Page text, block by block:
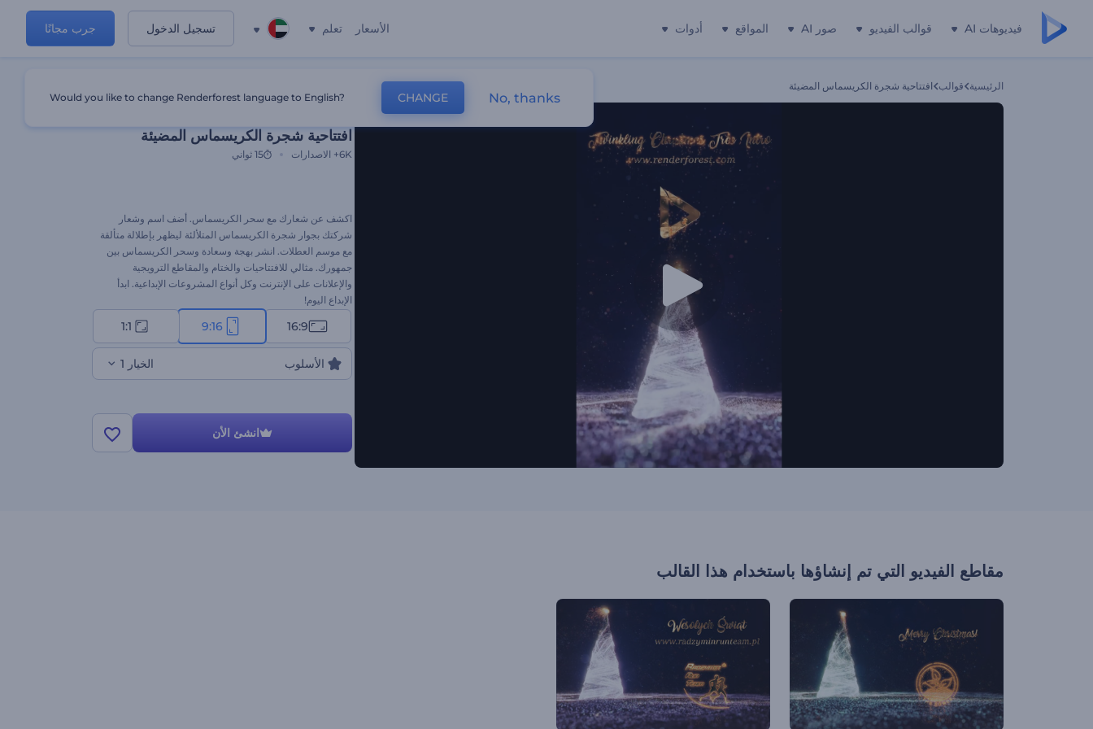
فيديوهات AI قوالب الفيديو صور AI المواقع أدوات الأسعار تعلم تسجيل الدخول جرب مجانًا
الرئيسية قوالب افتتاحية شجرة الكريسماس المضيئة
افتتاحية شجرة الكريسماس المضيئة
6K+ الاصدارات 15 ثواني
اكشف عن شعارك مع سحر الكريسماس. أضف اسم وشعار
شركتك بجوار شجرة الكريسماس المتلألئة ليظهر بإطلالة متألقة
مع موسم العطلات. انشر بهجة وسعادة وسحر الكريسماس بين
جمهورك. مثالي للافتتاحيات والختام والمقاطع الترويجية
والإعلانات على الإنترنت وكل أنواع المشروعات الإبداعية. ابدأ
الإبداع اليوم!
16:9
9:16
1:1
الأسلوب الخيار 1
انشئ الأن
مقاطع الفيديو التي تم إنشاؤها باستخدام هذا القالب
Would you like to change Renderforest language to English? CHANGE No, thanks